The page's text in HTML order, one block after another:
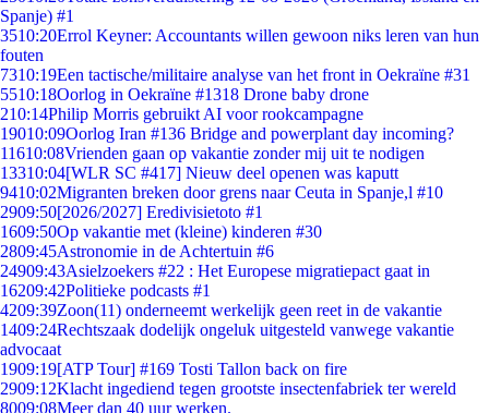
Spanje) #1
3510:20Errol Keyner: Accountants willen gewoon niks leren van hun
fouten
7310:19Een tactische/militaire analyse van het front in Oekraïne #31
5510:18Oorlog in Oekraïne #1318 Drone baby drone
210:14Philip Morris gebruikt AI voor rookcampagne
19010:09Oorlog Iran #136 Bridge and powerplant day incoming?
11610:08Vrienden gaan op vakantie zonder mij uit te nodigen
13310:04[WLR SC #417] Nieuw deel openen was kaputt
9410:02Migranten breken door grens naar Ceuta in Spanje,l #10
2909:50[2026/2027] Eredivisietoto #1
1609:50Op vakantie met (kleine) kinderen #30
2809:45Astronomie in de Achtertuin #6
24909:43Asielzoekers #22 : Het Europese migratiepact gaat in
16209:42Politieke podcasts #1
4209:39Zoon(11) onderneemt werkelijk geen reet in de vakantie
1409:24Rechtszaak dodelijk ongeluk uitgesteld vanwege vakantie
advocaat
1909:19[ATP Tour] #169 Tosti Tallon back on fire
2909:12Klacht ingediend tegen grootste insectenfabriek ter wereld
8009:08Meer dan 40 uur werken.